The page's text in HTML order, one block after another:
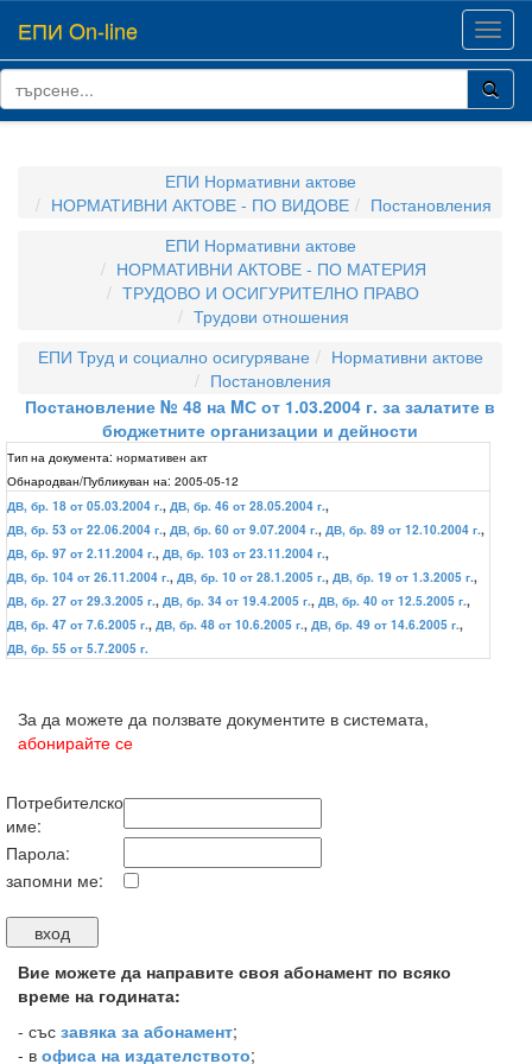
ЕПИ On-line
ЕПИ Нормативни актове
НОРМАТИВНИ АКТОВЕ - ПО ВИДОВЕ
Постановления
ЕПИ Нормативни актове
НОРМАТИВНИ АКТОВЕ - ПО МАТЕРИЯ
ТРУДОВО И ОСИГУРИТЕЛНО ПРАВО
Трудови отношения
ЕПИ Труд и социално осигуряване
Нормативни актове
Постановления
Постановление № 48 на MС от 1.03.2004 г. за залатите в
бюджетните организации и дейности
Тип на документа: нормативен акт
Обнародван/Публикуван на: 2005-05-12
ДВ, бр. 18 от 05.03.2004 г., ДВ, бр. 46 от 28.05.2004 г.,
ДВ, бр. 53 от 22.06.2004 г., ДВ, бр. 60 от 9.07.2004 г., ДВ, бр. 89 от 12.10.2004 г.,
ДВ, бр. 97 от 2.11.2004 г., ДВ, бр. 103 от 23.11.2004 г.,
ДВ, бр. 104 от 26.11.2004 г., ДВ, бр. 10 от 28.1.2005 г., ДВ, бр. 19 от 1.3.2005 г.,
ДВ, бр. 27 от 29.3.2005 г., ДВ, бр. 34 от 19.4.2005 г., ДВ, бр. 40 от 12.5.2005 г.,
ДВ, бр. 47 от 7.6.2005 г., ДВ, бр. 48 от 10.6.2005 г., ДВ, бр. 49 от 14.6.2005 г.,
ДВ, бр. 55 от 5.7.2005 г.
За да можете да ползвате документите в системата,
абонирайте се
Потребителско
име:
Парола:
запомни ме:
Вие можете да направите своя абонамент по всяко
време на годината:
- със завяка за абонамент;
- в офиса на издателството;